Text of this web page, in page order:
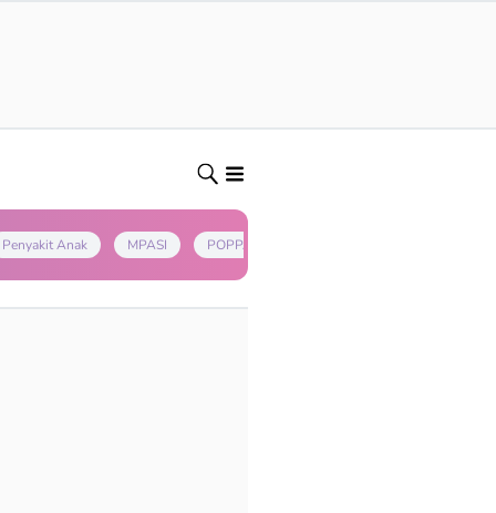
Penyakit Anak MPASI POPPAPA